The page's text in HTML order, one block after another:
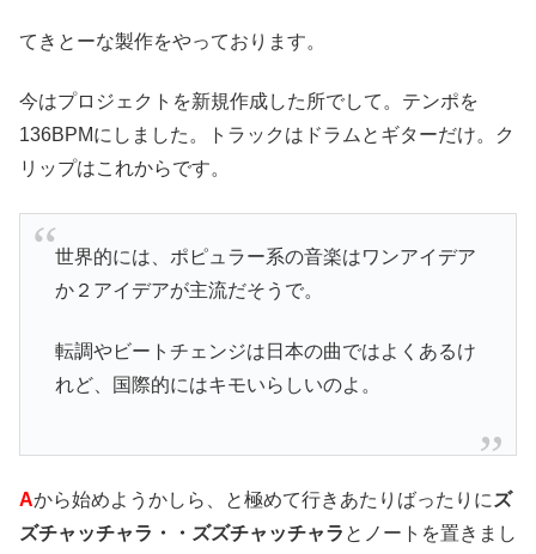
てきとーな製作をやっております。
今はプロジェクトを新規作成した所でして。テンポを
136BPMにしました。トラックはドラムとギターだけ。ク
リップはこれからです。
世界的には、ポピュラー系の音楽はワンアイデア
か２アイデアが主流だそうで。
転調やビートチェンジは日本の曲ではよくあるけ
れど、国際的にはキモいらしいのよ。
Aから始めようかしら、と極めて行きあたりばったりに ズ
ズチャッチャラ・・ズズチャッチャラ とノートを置きまし